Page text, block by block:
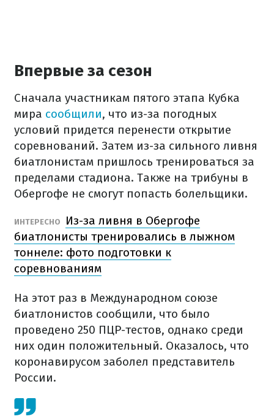
Впервые за сезон
Сначала участникам пятого этапа Кубка
мира сообщили, что из-за погодных
условий придется перенести открытие
соревнований. Затем из-за сильного ливня
биатлонистам пришлось тренироваться за
пределами стадиона. Также на трибуны в
Обергофе не смогут попасть болельщики.
ИНТЕРЕСНО
Из-за ливня в Обергофе
биатлонисты тренировались в лыжном
тоннеле: фото подготовки к
соревнованиям
На этот раз в Международном союзе
биатлонистов сообщили, что было
проведено 250 ПЦР-тестов, однако среди
них один положительный. Оказалось, что
коронавирусом заболел представитель
России.